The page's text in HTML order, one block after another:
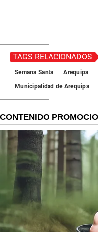
TAGS RELACIONADOS
Semana Santa Arequipa
Municipalidad de Arequipa